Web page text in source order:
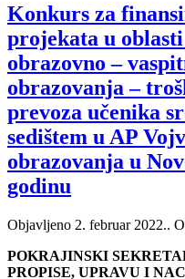
Konkurs za
projekata u
obrazovno –
obrazovanja –
prevoza učenika
sedištem u AP
obrazovanja u
godinu
Objavljeno 2. februar 2022..
POKRAJINSKI
PROPISE, UPRAVU I